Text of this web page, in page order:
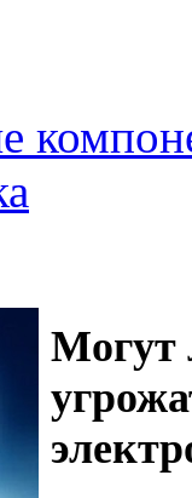
Могут